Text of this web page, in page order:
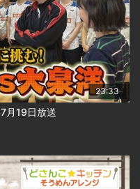
23:33
19日放送